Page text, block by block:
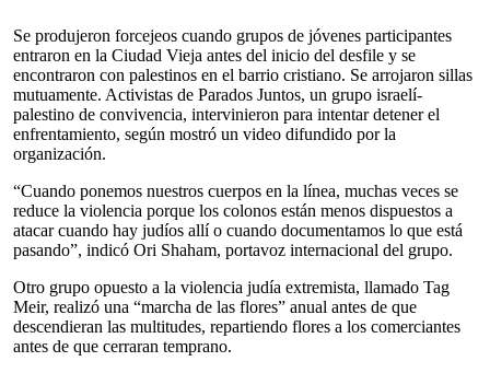
Se produjeron forcejeos cuando grupos de jóvenes participantes
entraron en la Ciudad Vieja antes del inicio del desfile y se
encontraron con palestinos en el barrio cristiano. Se arrojaron sillas
mutuamente. Activistas de Parados Juntos, un grupo israelí-
palestino de convivencia, intervinieron para intentar detener el
enfrentamiento, según mostró un video difundido por la
organización.
“Cuando ponemos nuestros cuerpos en la línea, muchas veces se
reduce la violencia porque los colonos están menos dispuestos a
atacar cuando hay judíos allí o cuando documentamos lo que está
pasando”, indicó Ori Shaham, portavoz internacional del grupo.
Otro grupo opuesto a la violencia judía extremista, llamado Tag
Meir, realizó una “marcha de las flores” anual antes de que
descendieran las multitudes, repartiendo flores a los comerciantes
antes de que cerraran temprano.